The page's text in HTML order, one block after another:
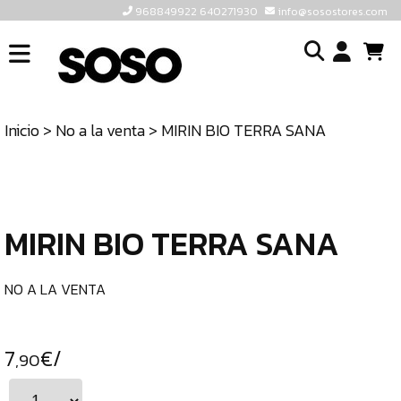
968849922 640271930 info@sosostores.com
INICIO
TIENDA
640271930
Inicio> No a la venta> MIRIN BIO TERRA SANA
MIRIN BIO TERRA SANA
NO A LA VENTA
7,90€/